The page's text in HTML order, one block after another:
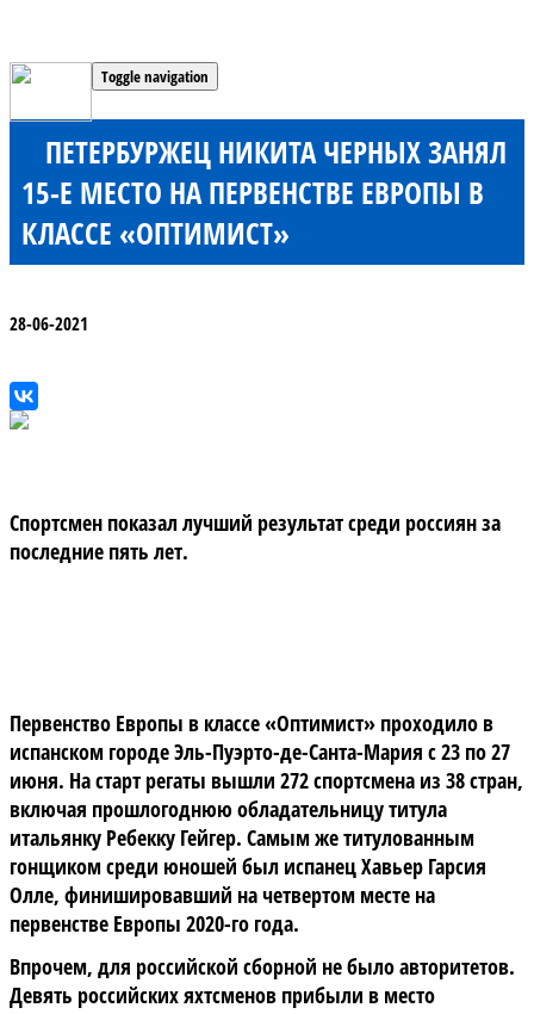
Toggle navigation
ПЕТЕРБУРЖЕЦ НИКИТА ЧЕРНЫХ ЗАНЯЛ
15-Е МЕСТО НА ПЕРВЕНСТВЕ ЕВРОПЫ В
КЛАССЕ «ОПТИМИСТ»
28-06-2021
Спортсмен показал лучший результат среди россиян за
последние пять лет.
Первенство Европы в классе «Оптимист» проходило в
испанском городе Эль-Пуэрто-де-Санта-Мария с 23 по 27
июня. На старт регаты вышли 272 спортсмена из 38 стран,
включая прошлогоднюю обладательницу титула
итальянку Ребекку Гейгер. Самым же титулованным
гонщиком среди юношей был испанец Хавьер Гарсия
Олле, финишировавший на четвертом месте на
первенстве Европы 2020-го года.
Впрочем, для российской сборной не было авторитетов.
Девять российских яхтсменов прибыли в место